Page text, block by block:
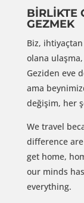
BİRLİKTE
GEZMEK
Biz,
olana ulaşma,
Geziden eve
ama
değişim, her
We travel
difference
get home,
our minds
everything.